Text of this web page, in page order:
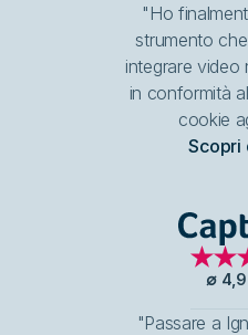
"Ho
strumento
integrare video
in conformità
cookie
Scopri
∅ 4,9
"Passare a